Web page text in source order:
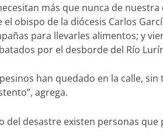
más que nunca de
el obispo de la diócesis Carlos
para llevarles alimentos; y
por el desborde del Río
han quedado en la calle,
agrega.
del desastre existen personas